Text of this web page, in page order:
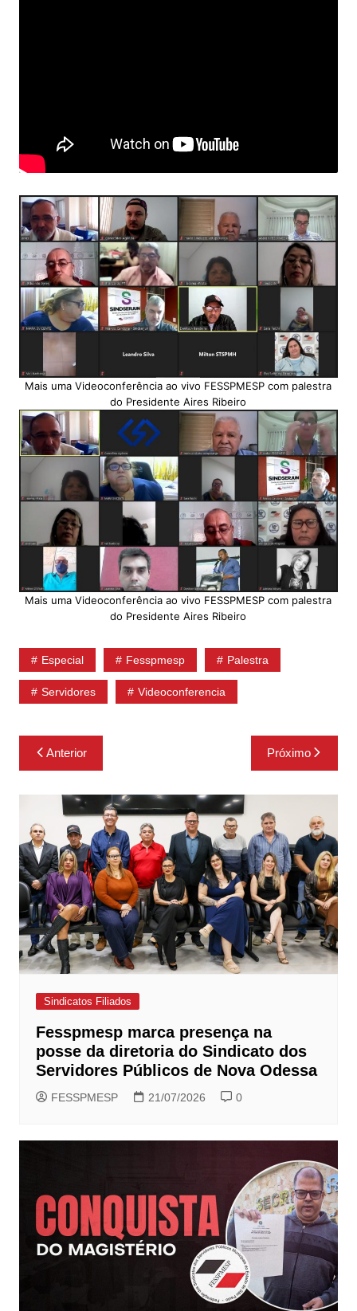
Mais uma Videoconferência ao vivo FESSPMESP com palestra
do Presidente Aires Ribeiro
Mais uma Videoconferência ao vivo FESSPMESP com palestra
do Presidente Aires Ribeiro
Especial Fesspmesp Palestra
Servidores Videoconferencia
Navegação
de
Post
Anterior Próximo
Sindicatos Filiados
Fesspmesp marca presença na
posse da diretoria do Sindicato dos
Servidores Públicos de Nova Odessa
FESSPMESP 21/07/2026 0